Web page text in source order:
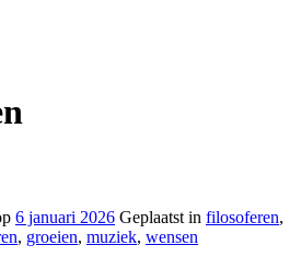
6 januari 2026 Geplaatst in filosoferen,
, groeien, muziek, wensen